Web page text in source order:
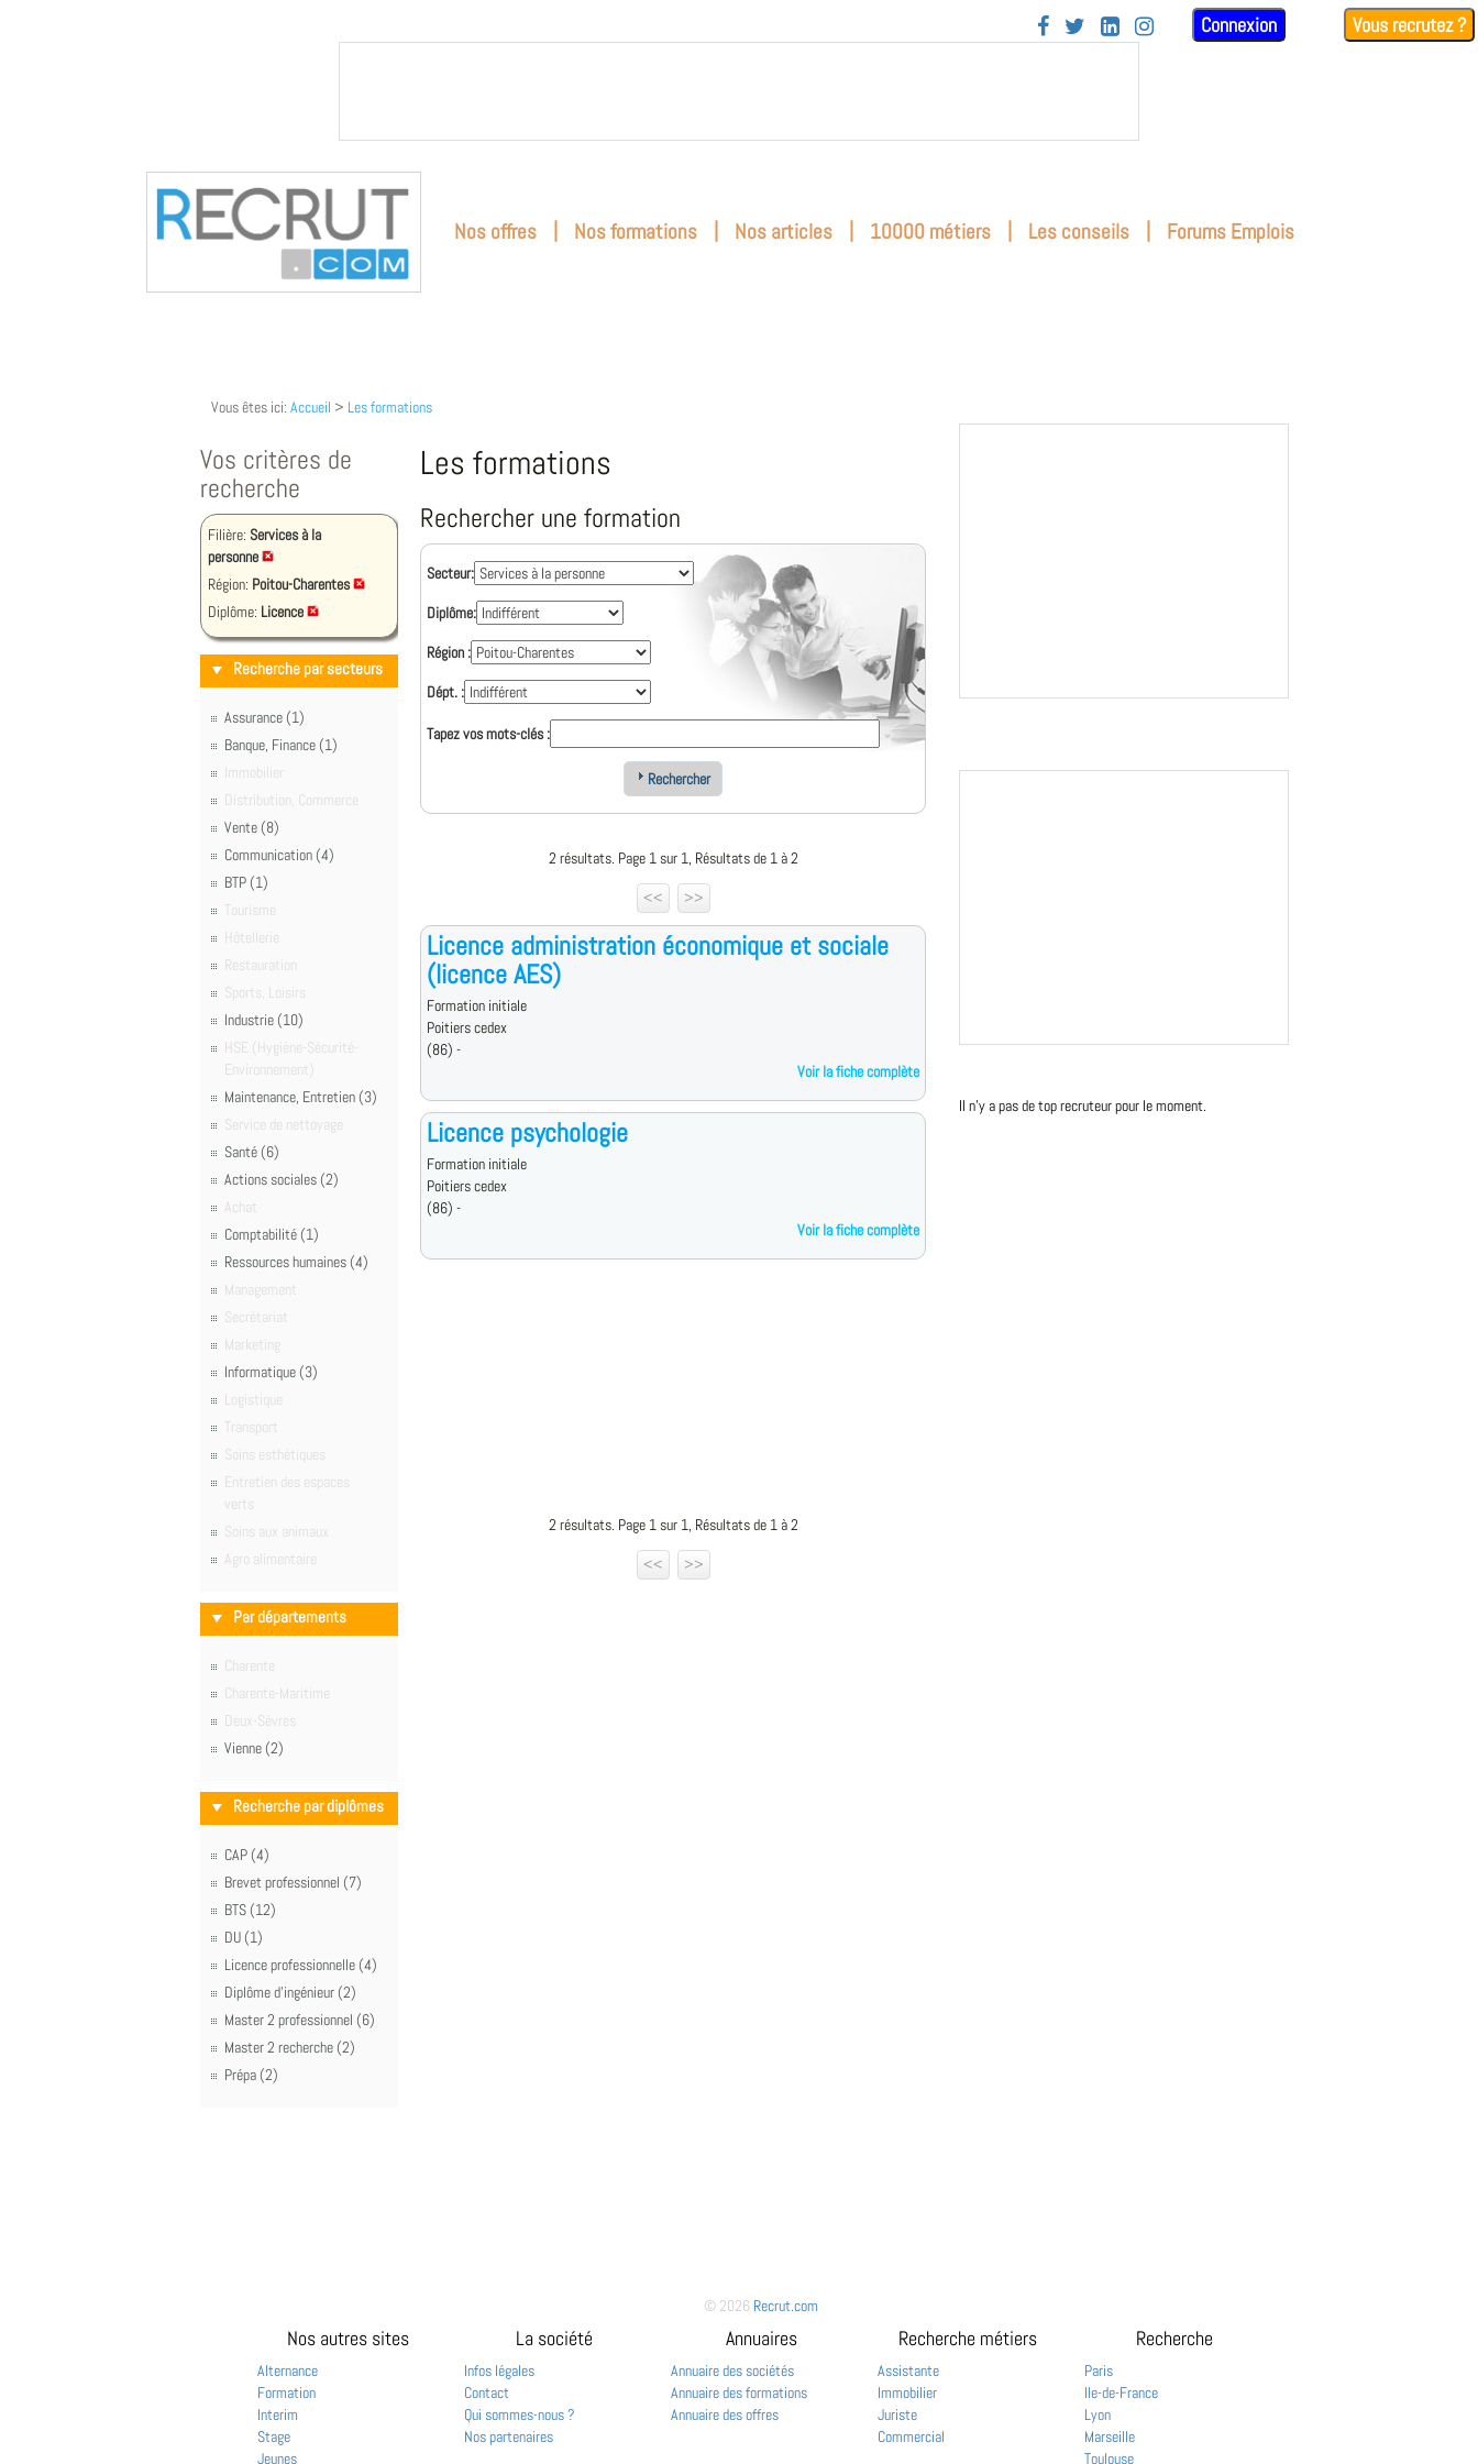
    Connexion Vous recrutez ?
Nos offres | Nos formations | Nos articles | 10000 métiers | Les conseils | Forums Emplois
Vous êtes ici: Accueil > Les formations
Vos critères de
recherche
Filière: Services à la
personne
Région: Poitou-Charentes
Diplôme: Licence
Recherche par secteurs
Assurance (1)
Banque, Finance (1)
Immobilier
Distribution, Commerce
Vente (8)
Communication (4)
BTP (1)
Tourisme
Hôtellerie
Restauration
Sports, Loisirs
Industrie (10)
HSE (Hygiène-Sécurité-
Environnement)
Maintenance, Entretien (3)
Service de nettoyage
Santé (6)
Actions sociales (2)
Achat
Comptabilité (1)
Ressources humaines (4)
Management
Secrétariat
Marketing
Informatique (3)
Logistique
Transport
Soins esthétiques
Entretien des espaces
verts
Soins aux animaux
Agro alimentaire
Par départements
Charente
Charente-Maritime
Deux-Sèvres
Vienne (2)
Recherche par diplômes
CAP (4)
Brevet professionnel (7)
BTS (12)
DU (1)
Licence professionnelle (4)
Diplôme d'ingénieur (2)
Master 2 professionnel (6)
Master 2 recherche (2)
Prépa (2)
Les formations
Rechercher une formation
Secteur:
Diplôme:
Région :
Dépt. :
Tapez vos mots-clés :
Rechercher
2 résultats. Page 1 sur 1, Résultats de 1 à 2
<<
>>
Licence administration économique et sociale
(licence AES)
Formation initiale
Poitiers cedex
(86) -
Voir la fiche complète
Licence psychologie
Formation initiale
Poitiers cedex
(86) -
Voir la fiche complète
2 résultats. Page 1 sur 1, Résultats de 1 à 2
<<
>>
Il n'y a pas de top recruteur pour le moment.
© 2026 Recrut.com
Nos autres sites
Alternance
Formation
Interim
Stage
Jeunes
La société
Infos légales
Contact
Qui sommes-nous ?
Nos partenaires
Annuaires
Annuaire des sociétés
Annuaire des formations
Annuaire des offres
Recherche métiers
Assistante
Immobilier
Juriste
Commercial
Recherche
Paris
Ile-de-France
Lyon
Marseille
Toulouse